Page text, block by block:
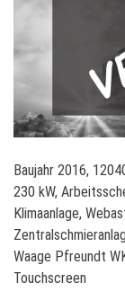
L
i
e
b
h
e
r
Baujahr 2016,
230 kW,
Klimaanlage,
Waage Pfreundt
Touchscreen